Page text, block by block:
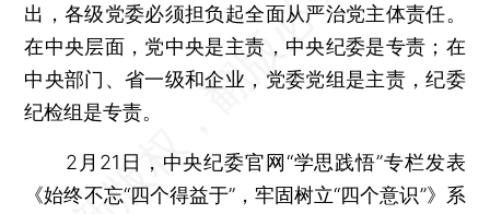
出，各级党委必须担负起全面从严治党主体责任。
在中央层面，党中央是主责，中央纪委是专责；在
中央部门、省一级和企业，党委党组是主责，纪委
纪检组是专责。
2月21日，中央纪委官网“学思践悟”专栏发表
《始终不忘“四个得益于”，牢固树立“四个意识”》系